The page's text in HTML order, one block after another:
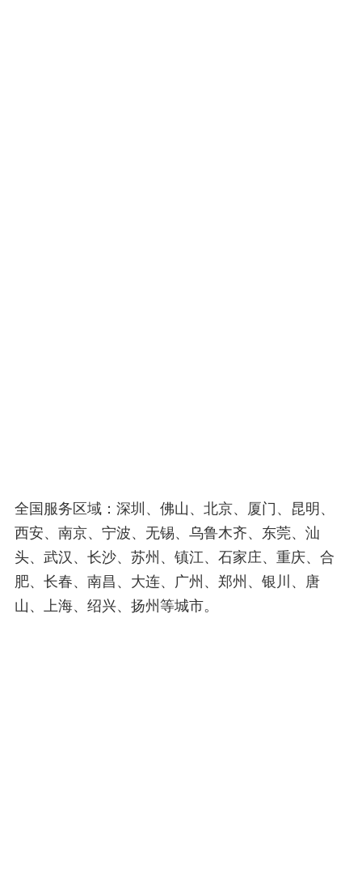
全国服务区域：深圳、佛山、北京、厦门、昆明、
西安、南京、宁波、无锡、乌鲁木齐、东莞、汕
头、武汉、长沙、苏州、镇江、石家庄、重庆、合
肥、长春、南昌、大连、广州、郑州、银川、唐
山、上海、绍兴、扬州等城市。